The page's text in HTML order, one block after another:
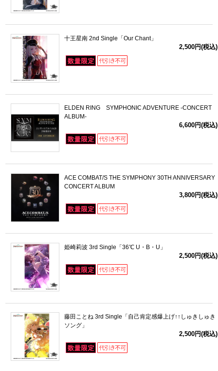
十王星南 2nd Single「Our Chant」
2,500円(税込)
ELDEN RING SYMPHONIC ADVENTURE -CONCERT
ALBUM-
6,600円(税込)
ACE COMBAT/S THE SYMPHONY 30TH ANNIVERSARY
CONCERT ALBUM
3,800円(税込)
姫崎莉波 3rd Single「36℃ U・B・U」
2,500円(税込)
藤田ことね 3rd Single「自己肯定感爆上げ↑↑しゅきしゅき
ソング」
2,500円(税込)